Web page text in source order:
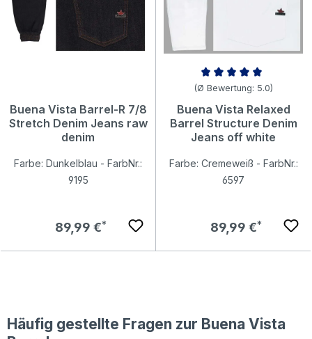
Buena Vista Barrel-R 7/8
Stretch Denim Jeans raw
denim
Farbe: Dunkelblau - FarbNr.:
9195
Regulärer Preis:
89,99 €
Durchschnittliche Bewertung
(Ø Bewertung: 5.0)
Buena Vista Relaxed
Barrel Structure Denim
Jeans off white
Farbe: Cremeweiß - FarbNr.:
6597
Regulärer Preis:
89,99 €
Häufig gestellte Fragen zur Buena Vista